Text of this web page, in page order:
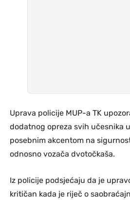
Uprava policije MUP-a TK
dodatnog opreza svih učesnika
posebnim akcentom na
odnosno vozača dvotočkaša.
Iz policije podsjećaju da je
kritičan kada je riječ o